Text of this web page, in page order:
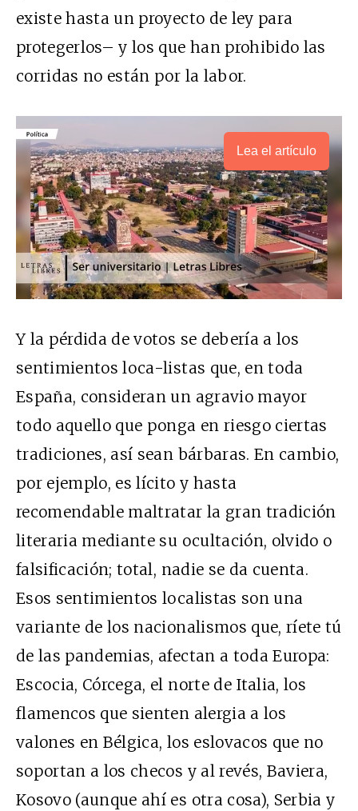
existe hasta un proyecto de ley para
protegerlos– y los que han prohibido las
corridas no están por la labor.
Lea el artículo
Y la pérdida de votos se debería a los
sentimientos loca-listas que, en toda
España, consideran un agravio mayor
todo aquello que ponga en riesgo ciertas
tradiciones, así sean bárbaras. En cambio,
por ejemplo, es lícito y hasta
recomendable maltratar la gran tradición
literaria mediante su ocultación, olvido o
falsificación; total, nadie se da cuenta.
Esos sentimientos localistas son una
variante de los nacionalismos que, ríete tú
de las pandemias, afectan a toda Europa:
Escocia, Córcega, el norte de Italia, los
flamencos que sienten alergia a los
valones en Bélgica, los eslovacos que no
soportan a los checos y al revés, Baviera,
Kosovo (aunque ahí es otra cosa), Serbia y